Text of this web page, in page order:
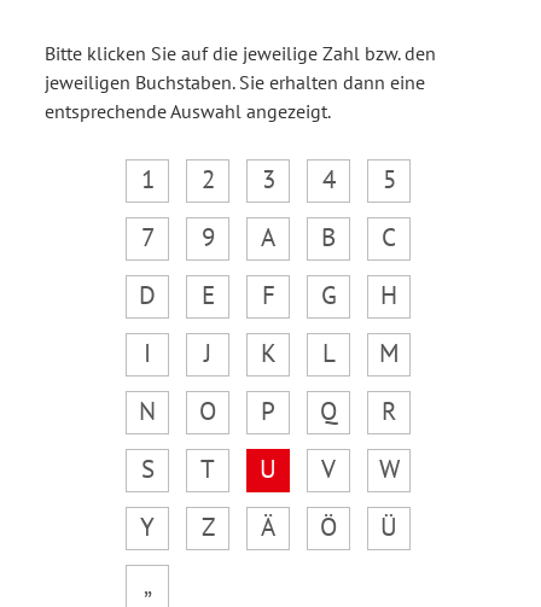
Bitte klicken Sie auf die jeweilige Zahl bzw. den
jeweiligen Buchstaben. Sie erhalten dann eine
entsprechende Auswahl angezeigt.
1 2 3 4
5
7
9 A B
C
D
E F G
H
I
J K L
M
N
O P Q
R
S
T U V
W
Y
Z Ä Ö
Ü
„